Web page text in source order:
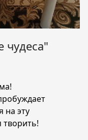
чудеса"
на эту
творить!